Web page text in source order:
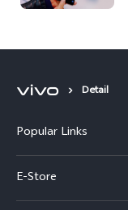
Detail
Popular Links
Y500
E-Store